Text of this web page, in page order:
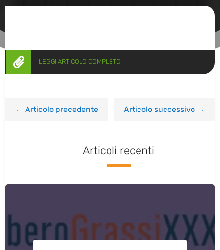
 LEGGI ARTICOLO COMPLETO
←Articolo precedente Articolo successivo→
Articoli recenti